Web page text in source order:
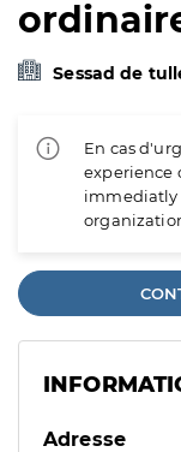
Sessad de
En cas
experience
immediatly
Adresse